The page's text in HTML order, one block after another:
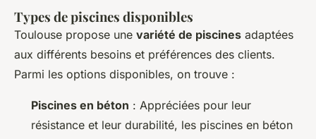
Types de piscines disponibles
Toulouse propose une variété de piscines adaptées
aux différents besoins et préférences des clients.
Parmi les options disponibles, on trouve :
Piscines en béton : Appréciées pour leur
résistance et leur durabilité, les piscines en béton